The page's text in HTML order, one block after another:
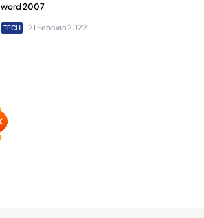
word 2007
TECH 21 Februari 2022